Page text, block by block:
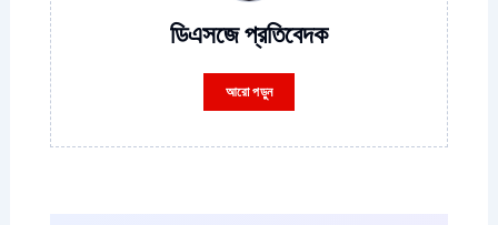
ডিএসজে প্রতিবেদক
আরো পড়ুন